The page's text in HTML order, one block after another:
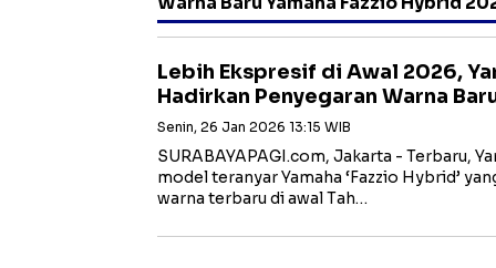
Lebih Ekspresif di Awal 2026,
Hadirkan Penyegaran Warna
Senin, 26 Jan 2026 13:15 WIB
SURABAYAPAGI.com, Jakarta - Terbaru,
model teranyar Yamaha ‘Fazzio Hybrid’
warna terbaru di awal Tah…